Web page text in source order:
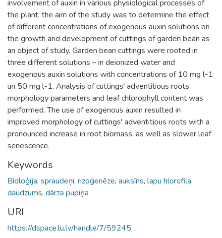
involvement of auxin in various physiological processes of
the plant, the aim of the study was to determine the effect
of different concentrations of exogenous auxin solutions on
the growth and development of cuttings of garden bean as
an object of study. Garden bean cuttings were rooted in
three different solutions – in deionized water and
exogenous auxin solutions with concentrations of 10 mg l-1
un 50 mg l-1. Analysis of cuttings' adventitious roots
morphology parameters and leaf chlorophyll content was
performed. The use of exogenous auxin resulted in
improved morphology of cuttings' adventitious roots with a
pronounced increase in root biomass, as well as slower leaf
senescence.
Keywords
Bioloģija, spraudeņi, rizoģenēze, auksīns, lapu hlorofila
daudzums, dārza pupiņa
URI
https://dspace.lu.lv/handle/7/59245